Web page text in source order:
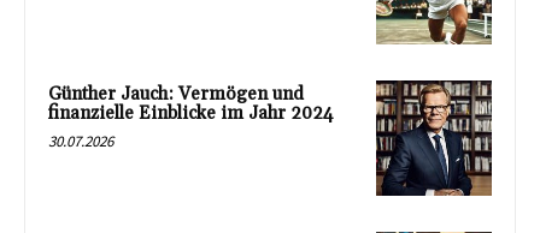
Günther Jauch: Vermögen und
finanzielle Einblicke im Jahr 2024
30.07.2026